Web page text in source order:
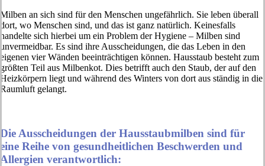
Milben an sich sind für den Menschen ungefährlich. Sie leben überall
dort, wo Menschen sind, und das ist ganz natürlich. Keinesfalls
handelte sich hierbei um ein Problem der Hygiene – Milben sind
unvermeidbar. Es sind ihre Ausscheidungen, die das Leben in den
eigenen vier Wänden beeinträchtigen können. Hausstaub besteht zum
größten Teil aus Milbenkot. Dies betrifft auch den Staub, der auf den
Heizkörpern liegt und während des Winters von dort aus ständig in die
Raumluft gelangt.
Die Ausscheidungen der Hausstaubmilben sind für
eine Reihe von gesundheitlichen Beschwerden und
Allergien verantwortlich: